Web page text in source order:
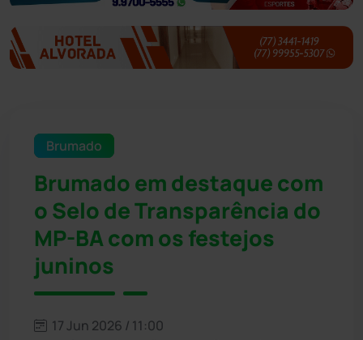
Brumado
Brumado em destaque com
o Selo de Transparência do
MP-BA com os festejos
juninos
17 Jun 2026 / 11:00